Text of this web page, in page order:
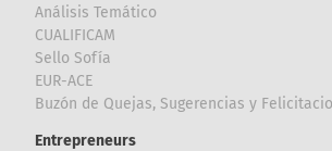
Análisis Temático
CUALIFICAM
Sello Sofía
EUR-ACE
Buzón de Quejas, Sugerencias y
Entrepreneurs